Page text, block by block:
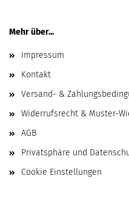
Mehr über...
Impressum
Kontakt
Versand- &
Widerrufsrecht & Muster-
AGB
Privatsphäre und
Cookie Einstellungen